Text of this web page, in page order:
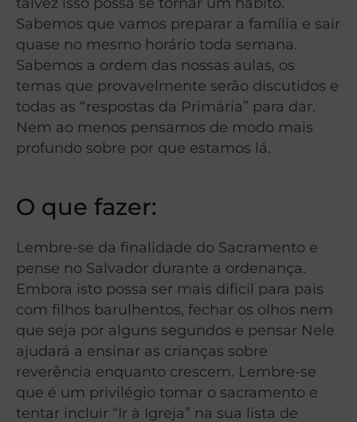
Sabemos que vamos preparar a família e sair
quase no mesmo horário toda semana.
Sabemos a ordem das nossas aulas, os
temas que provavelmente serão discutidos e
todas as “respostas da Primária” para dar.
Nem ao menos pensamos de modo mais
profundo sobre por que estamos lá.
O que fazer:
Lembre-se da finalidade do Sacramento e
pense no Salvador durante a ordenança.
Embora isto possa ser mais difícil para pais
com filhos barulhentos, fechar os olhos nem
que seja por alguns segundos e pensar Nele
ajudará a ensinar as crianças sobre
reverência enquanto crescem. Lembre-se
que é um privilégio tomar o sacramento e
tentar incluir “Ir à Igreja” na sua lista de